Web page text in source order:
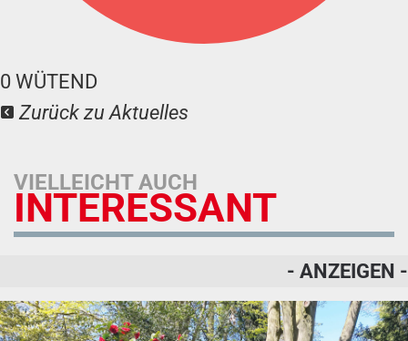
0 WÜTEND
Zurück zu Aktuelles
VIELLEICHT AUCH
INTERESSANT
- ANZEIGEN -